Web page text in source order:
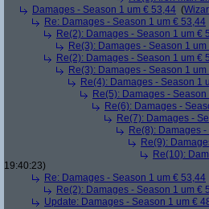
Damages - Season 1 um € 53,44 (
Re: Damages - Season 1 um € 53,44
Re(2): Damages - Season 1 um €
Re(3): Damages - Season 1
Re(2): Damages - Season 1 um €
Re(3): Damages - Season 1
Re(4): Damages - Season 1
Re(5): Damages -
Re(6): Damages -
Re(7): Damages -
Re(8): Damages
Re(9):
Re(10):
19:40:23)
Re: Damages - Season 1 um € 53,44
Re(2): Damages - Season 1 um €
Update: Damages - Season 1 um €